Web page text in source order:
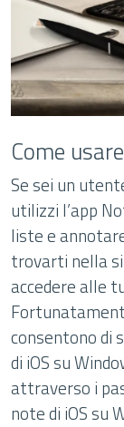
Come
Se sei un
utilizzi l’app
liste e
trovarti nella
accedere alle
consentono di
di iOS su
attraverso i
note di iOS su